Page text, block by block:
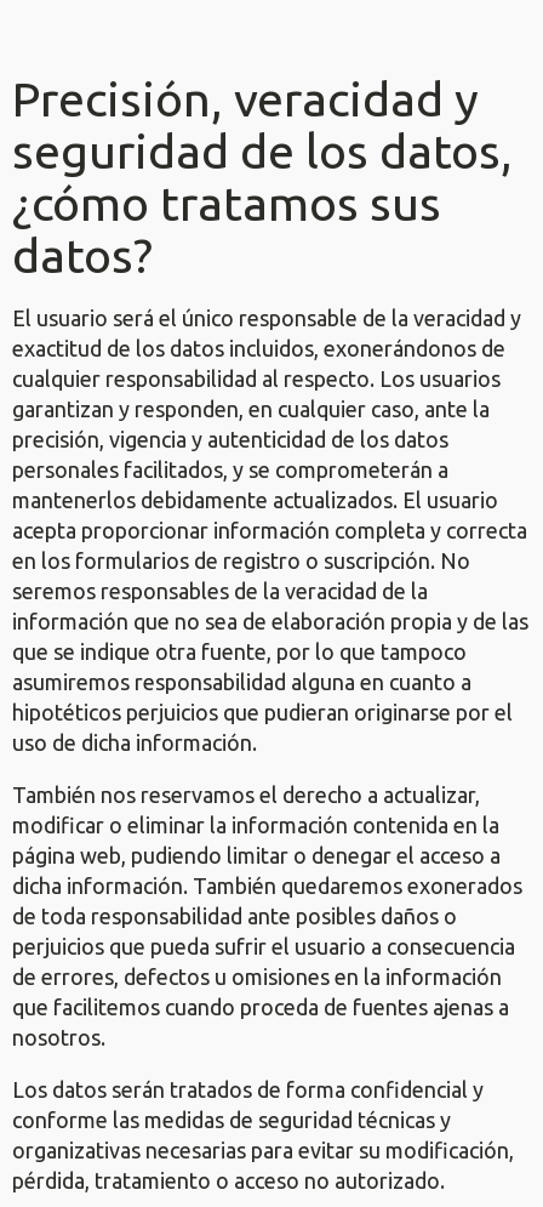
Precisión, veracidad y
seguridad de los datos,
¿cómo tratamos sus
datos?
El usuario será el único responsable de la veracidad y
exactitud de los datos incluidos, exonerándonos de
cualquier responsabilidad al respecto. Los usuarios
garantizan y responden, en cualquier caso, ante la
precisión, vigencia y autenticidad de los datos
personales facilitados, y se comprometerán a
mantenerlos debidamente actualizados. El usuario
acepta proporcionar información completa y correcta
en los formularios de registro o suscripción. No
seremos responsables de la veracidad de la
información que no sea de elaboración propia y de las
que se indique otra fuente, por lo que tampoco
asumiremos responsabilidad alguna en cuanto a
hipotéticos perjuicios que pudieran originarse por el
uso de dicha información.
También nos reservamos el derecho a actualizar,
modificar o eliminar la información contenida en la
página web, pudiendo limitar o denegar el acceso a
dicha información. También quedaremos exonerados
de toda responsabilidad ante posibles daños o
perjuicios que pueda sufrir el usuario a consecuencia
de errores, defectos u omisiones en la información
que facilitemos cuando proceda de fuentes ajenas a
nosotros.
Los datos serán tratados de forma confidencial y
conforme las medidas de seguridad técnicas y
organizativas necesarias para evitar su modificación,
pérdida, tratamiento o acceso no autorizado.